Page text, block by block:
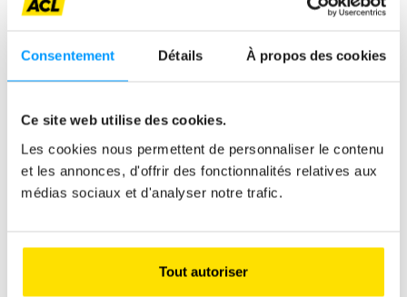
Consentement Détails À propos des cookies
Ce site web utilise des cookies.
Les cookies nous permettent de personnaliser le contenu
et les annonces, d'offrir des fonctionnalités relatives aux
médias sociaux et d'analyser notre trafic.
Tout autoriser
plus
CDI